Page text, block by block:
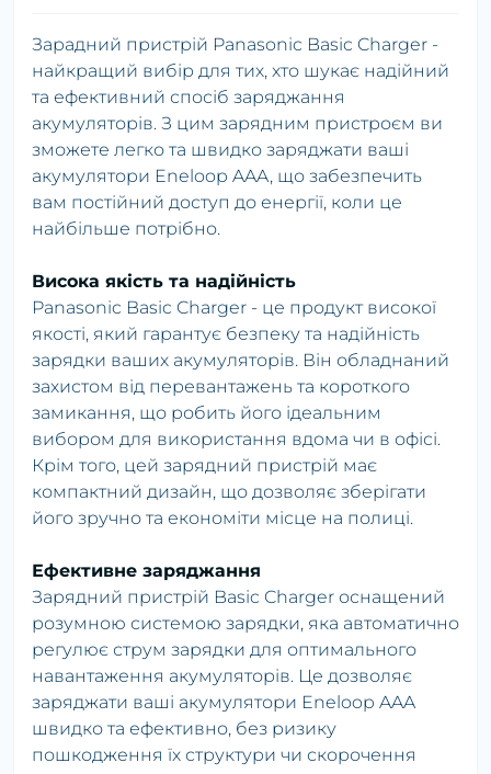
Зарадний пристрій Panasonic Basic Charger -
найкращий вибір для тих, хто шукає надійний
та ефективний спосіб заряджання
акумуляторів. З цим зарядним пристроєм ви
зможете легко та швидко заряджати ваші
акумулятори Eneloop AAA, що забезпечить
вам постійний доступ до енергії, коли це
найбільше потрібно.
Висока якість та надійність
Panasonic Basic Charger - це продукт високої
якості, який гарантує безпеку та надійність
зарядки ваших акумуляторів. Він обладнаний
захистом від перевантажень та короткого
замикання, що робить його ідеальним
вибором для використання вдома чи в офісі.
Крім того, цей зарядний пристрій має
компактний дизайн, що дозволяє зберігати
його зручно та економіти місце на полиці.
Ефективне заряджання
Зарядний пристрій Basic Charger оснащений
розумною системою зарядки, яка автоматично
регулює струм зарядки для оптимального
навантаження акумуляторів. Це дозволяє
заряджати ваші акумулятори Eneloop AAA
швидко та ефективно, без ризику
пошкодження їх структури чи скорочення